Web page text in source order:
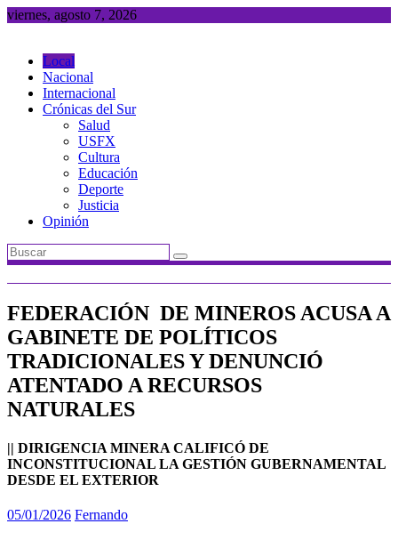
Saltar
viernes, agosto 7, 2026
Local
Nacional
Internacional
Crónicas del Sur
Salud
USFX
Cultura
Educación
Deporte
Justicia
Opinión
FEDERACIÓN DE MINEROS ACUSA A
GABINETE DE POLÍTICOS
TRADICIONALES Y DENUNCIÓ
ATENTADO A RECURSOS
NATURALES
|| DIRIGENCIA MINERA CALIFICÓ DE
INCONSTITUCIONAL LA GESTIÓN GUBERNAMENTAL
DESDE EL EXTERIOR
05/01/2026 Fernando